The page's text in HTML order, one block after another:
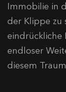
Immobilie in
der Klippe zu
eindrückliche
endloser
diesem